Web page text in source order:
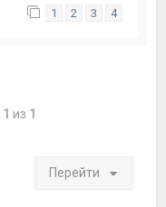
1 2 3 4
1 из 1
Перейти